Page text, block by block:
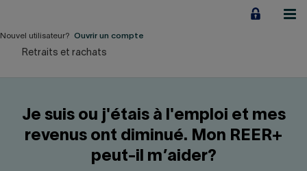
contenu
Financement d'entreprise
Notre Impact
Nouvel utilisateur? Ouvrir un compte
Retraits et rachats
Je suis ou j'étais à l'emploi et mes
revenus ont diminué. Mon REER+
peut-il m’aider?